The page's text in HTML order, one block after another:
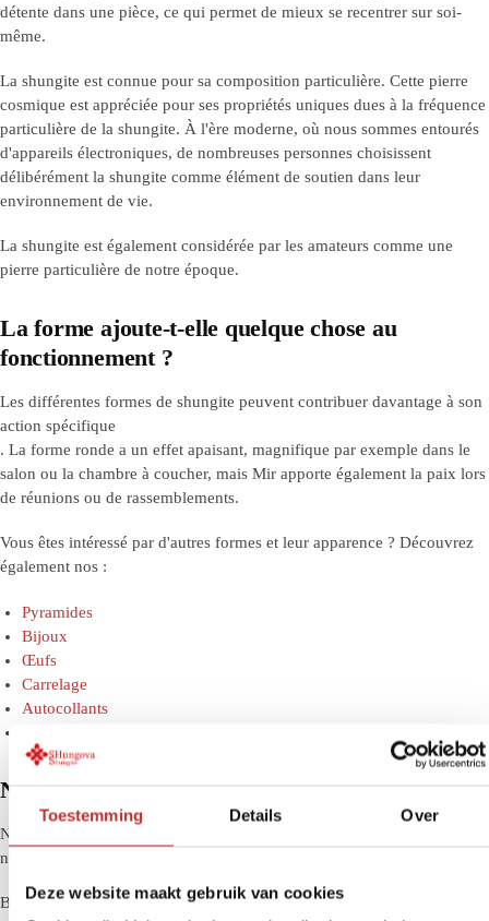
Toestemming Details Over
Deze website maakt gebruik van cookies
détente dans une pièce, ce qui permet de mieux se recentrer sur soi-
même.
La shungite est connue pour sa composition particulière. Cette pierre
cosmique est appréciée pour ses propriétés uniques dues à la fréquence
particulière de la shungite. À l'ère moderne, où nous sommes entourés
d'appareils électroniques, de nombreuses personnes choisissent
délibérément la shungite comme élément de soutien dans leur
environnement de vie.
La shungite est également considérée par les amateurs comme une
pierre particulière de notre époque.
La forme ajoute-t-elle quelque chose au
fonctionnement ?
Les différentes formes de shungite peuvent contribuer davantage à son
action spécifique
. La forme ronde a un effet apaisant, magnifique par exemple dans le
salon ou la chambre à coucher, mais Mir apporte également la paix lors
de réunions ou de rassemblements.
Vous êtes intéressé par d'autres formes et leur apparence ? Découvrez
également nos :
Pyramides
Bijoux
Œufs
Carrelage
Autocollants
Notre collection de boules de shungite
Nous proposons des boules de shungite de différentes tailles, polies ou
non polies.
Beaucoup de gens trouvent qu'une boule plus grande a une présence